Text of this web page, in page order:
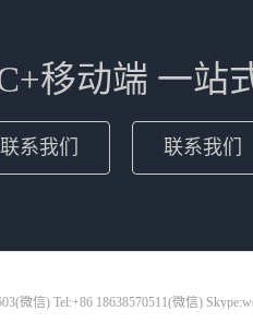
移动端 一站
联系我们 联系我们
微信) Tel:+86 18638570511(微信)